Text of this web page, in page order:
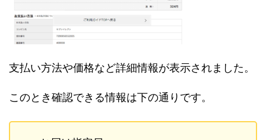
支払い方法や価格など詳細情報が表示されました。
このとき確認できる情報は下の通りです。